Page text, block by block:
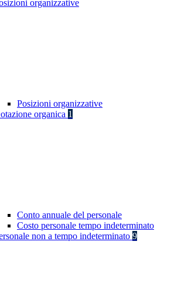
organizzative
Posizioni organizzative
organica 1
Conto annuale del personale
Costo personale tempo indeterminato
non a tempo indeterminato 9